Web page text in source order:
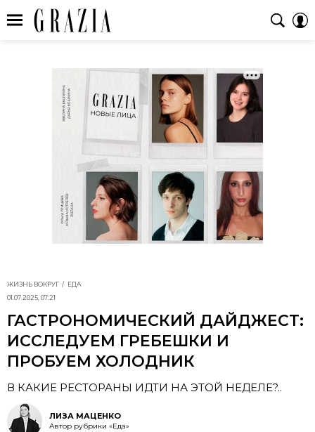
ЖИЗНЬ ВОКРУГ
ЕДА
01.07.2025, 07:21
ГАСТРОНОМИЧЕСКИЙ ДАЙДЖЕСТ:
ИССЛЕДУЕМ ГРЕБЕШКИ И
ПРОБУЕМ ХОЛОДНИК
В КАКИЕ РЕСТОРАНЫ ИДТИ НА ЭТОЙ НЕДЕЛЕ?..
ЛИЗА МАЦЕНКО
Автор рубрики «Еда»